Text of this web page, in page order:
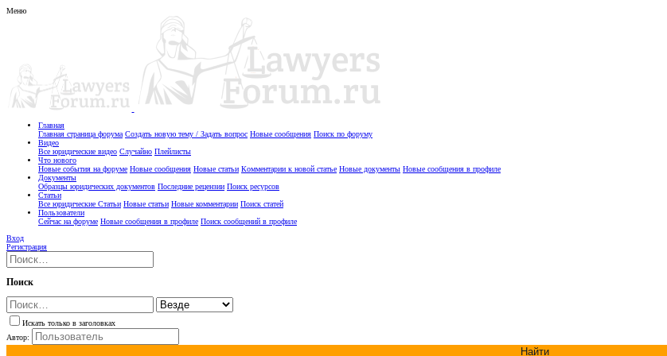
Меню
Главная
Главная страница форума Создать новую тему / Задать вопрос Новые сообщения Поиск по форуму
Видео
Все юридические видео Случайно Плейлисты
Что нового
Новые события на форуме Новые сообщения Новые статьи Комментарии к новой статье Новые документы Новые сообщения в профиле
Документы
Образцы юридических документов Последние рецензии Поиск ресурсов
Статьи
Все юридические Статьи Новые статьи Новые комментарии Поиск статей
Пользователи
Сейчас на форуме Новые сообщения в профиле Поиск сообщений в профиле
Вход
Регистрация
Поиск
Искать только в заголовках
Автор:
Найти